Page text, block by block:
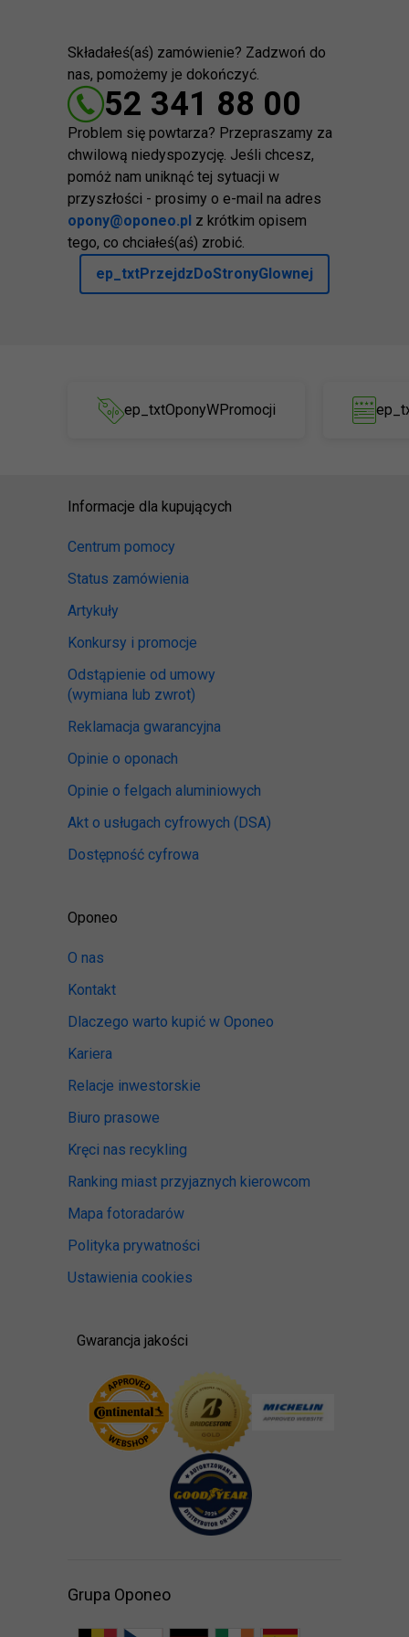
Składałeś(aś) zamówienie? Zadzwoń do
nas, pomożemy je dokończyć.
52 341 88 00
Problem się powtarza? Przepraszamy za
chwilową niedyspozycję. Jeśli chcesz,
pomóż nam uniknąć tej sytuacji w
przyszłości - prosimy o e-mail na adres
opony@oponeo.pl z krótkim opisem
tego, co chciałeś(aś) zrobić.
ep_txtPrzejdzDoStronyGlownej
ep_txtOponyWPromocji
Informacje dla kupujących
Centrum pomocy
Status zamówienia
Artykuły
Konkursy i promocje
Odstąpienie od umowy
(wymiana lub zwrot)
Reklamacja gwarancyjna
Opinie o oponach
Opinie o felgach aluminiowych
Akt o usługach cyfrowych (DSA)
Dostępność cyfrowa
Oponeo
O nas
Kontakt
Dlaczego warto kupić w Oponeo
Kariera
Relacje inwestorskie
Biuro prasowe
Kręci nas recykling
Ranking miast przyjaznych kierowcom
Mapa fotoradarów
Polityka prywatności
Ustawienia cookies
Gwarancja jakości
Grupa Oponeo